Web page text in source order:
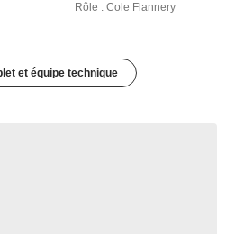
Rôle : Cole Flannery
et équipe technique